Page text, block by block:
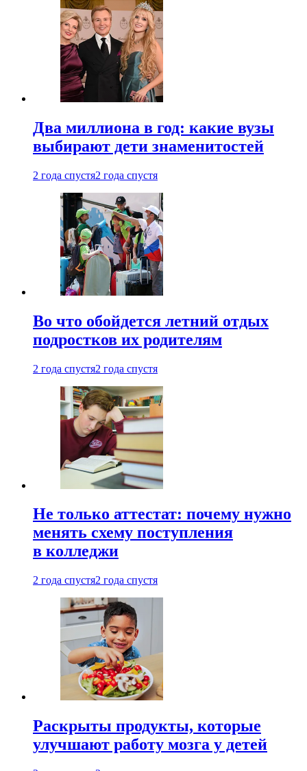
Два миллиона в год: какие вузы
выбирают дети знаменитостей
2 года спустя2 года спустя
Во что обойдется летний отдых
подростков их родителям
2 года спустя2 года спустя
Не только аттестат: почему нужно
менять схему поступления
в колледжи
2 года спустя2 года спустя
Раскрыты продукты, которые
улучшают работу мозга у детей